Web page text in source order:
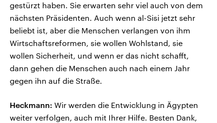
gestürzt haben. Sie erwarten sehr viel auch von dem
nächsten Präsidenten. Auch wenn al-Sisi jetzt sehr
beliebt ist, aber die Menschen verlangen von ihm
Wirtschaftsreformen, sie wollen Wohlstand, sie
wollen Sicherheit, und wenn er das nicht schafft,
dann gehen die Menschen auch nach einem Jahr
gegen ihn auf die Straße.
Heckmann: Wir werden die Entwicklung in Ägypten
weiter verfolgen, auch mit Ihrer Hilfe. Besten Dank,